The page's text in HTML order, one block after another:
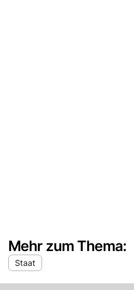
Mehr zum Thema:
Staat